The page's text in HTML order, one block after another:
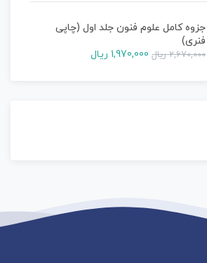
جزوه کامل علوم فنون جلد اول (چاپی
فنری)
2,670,000 ریال 1,970,000 ریال